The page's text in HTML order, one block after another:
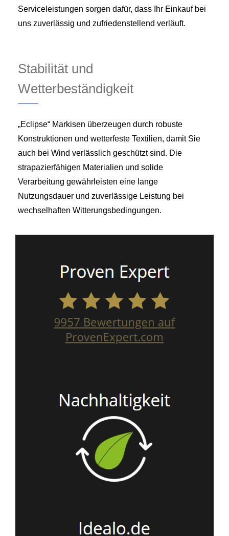
Serviceleistungen sorgen dafür, dass Ihr Einkauf bei
uns zuverlässig und zufriedenstellend verläuft.
Stabilität und
Wetterbeständigkeit
„Eclipse“ Markisen überzeugen durch robuste
Konstruktionen und wetterfeste Textilien, damit Sie
auch bei Wind verlässlich geschützt sind. Die
strapazierfähigen Materialien und solide
Verarbeitung gewährleisten eine lange
Nutzungsdauer und zuverlässige Leistung bei
wechselhaften Witterungsbedingungen.